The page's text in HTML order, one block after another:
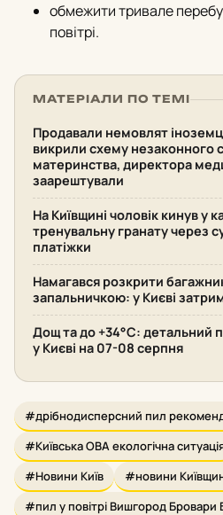
обмежити тривале
повітрі.
МАТЕРІАЛИ ПО ТЕМІ
Продавали немовлят
викрили схему незаконного
материнства, директора
заарештували
На Київщині чоловік кинув у
тренувальну гранату через
платіжки
Намагався розкрити
запальничкою: у Києві
Дощ та до +34°С: детальний
у Києві на 07-08 серпня
#дрібнодисперсний пил
#Київська ОВА екологічна
#Новини Київ
#новини
#пил у повітрі Вишгород Бровари